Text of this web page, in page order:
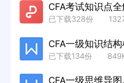
CFA考试知识点
已下载328份
CFA一级知识结
已下载134份
CFA一级思维导